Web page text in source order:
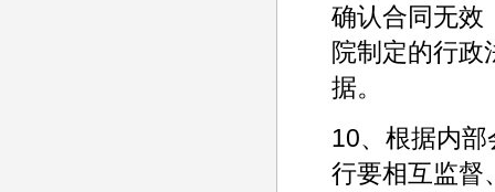
确认合同无效
院制定的行政
据。
10、根据内
行要相互监督